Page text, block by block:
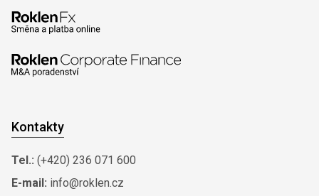
Kontakty
Tel.: (+420) 236 071 600
E-mail: info@roklen.cz